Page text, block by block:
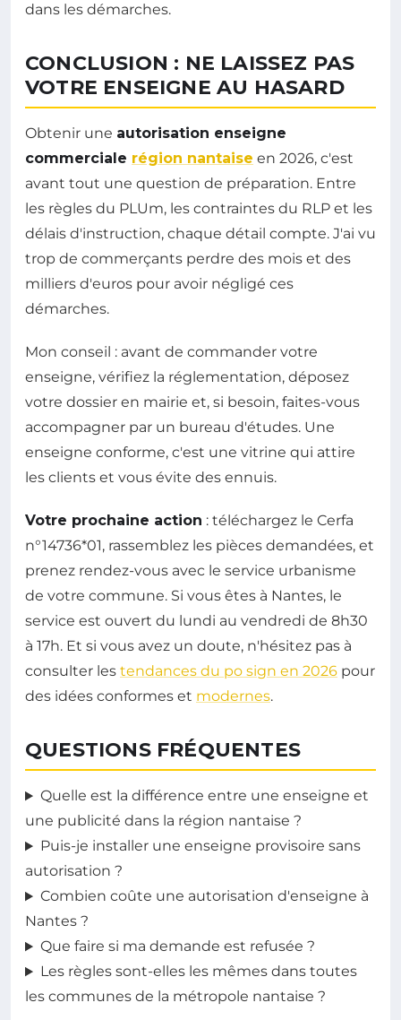
dans les démarches.
CONCLUSION : NE LAISSEZ PAS
VOTRE ENSEIGNE AU HASARD
Obtenir une autorisation enseigne
commerciale région nantaise en 2026, c'est
avant tout une question de préparation. Entre
les règles du PLUm, les contraintes du RLP et les
délais d'instruction, chaque détail compte. J'ai vu
trop de commerçants perdre des mois et des
milliers d'euros pour avoir négligé ces
démarches.
Mon conseil : avant de commander votre
enseigne, vérifiez la réglementation, déposez
votre dossier en mairie et, si besoin, faites-vous
accompagner par un bureau d'études. Une
enseigne conforme, c'est une vitrine qui attire
les clients et vous évite des ennuis.
Votre prochaine action : téléchargez le Cerfa
n°14736*01, rassemblez les pièces demandées, et
prenez rendez-vous avec le service urbanisme
de votre commune. Si vous êtes à Nantes, le
service est ouvert du lundi au vendredi de 8h30
à 17h. Et si vous avez un doute, n'hésitez pas à
consulter les tendances du po sign en 2026 pour
des idées conformes et modernes.
QUESTIONS FRÉQUENTES
Quelle est la différence entre une enseigne et
une publicité dans la région nantaise ?
Puis-je installer une enseigne provisoire sans
autorisation ?
Combien coûte une autorisation d'enseigne à
Nantes ?
Que faire si ma demande est refusée ?
Les règles sont-elles les mêmes dans toutes
les communes de la métropole nantaise ?